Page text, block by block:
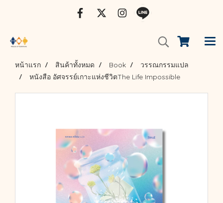
หน้าแรก สินค้าทั้งหมด Book
วรรณกรรมแปล
หนังสือ อัศจรรย์เกาะแห่งชีวิตThe Life Impossible